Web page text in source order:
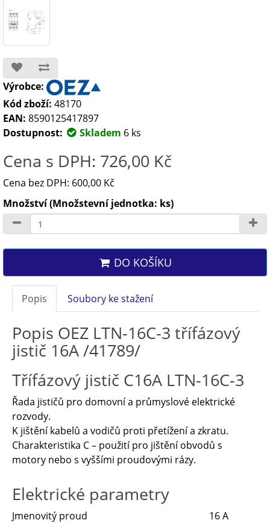
Výrobce:
Kód zboží: 48170
EAN: 8590125417897
Dostupnost:
Skladem 6 ks
Cena s DPH: 726,00 Kč
Cena bez DPH: 600,00 Kč
Množství (Množstevní jednotka: ks)
DO KOŠÍKU
Popis Soubory ke stažení
Popis OEZ LTN-16C-3 třífázový
jistič 16A /41789/
Třífázový jistič C16A LTN-16C-3
Řada jističů pro domovní a průmyslové elektrické
rozvody.
K jištění kabelů a vodičů proti přetížení a zkratu.
Charakteristika C – použití pro jištění obvodů s
motory nebo s vyššími proudovými rázy.
Elektrické parametry
Jmenovitý proud
16 A